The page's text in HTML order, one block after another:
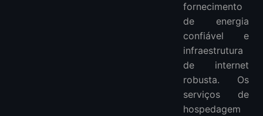
fornecimento
de energia
confiável e
infraestrutura
de internet
robusta. Os
serviços de
hospedagem